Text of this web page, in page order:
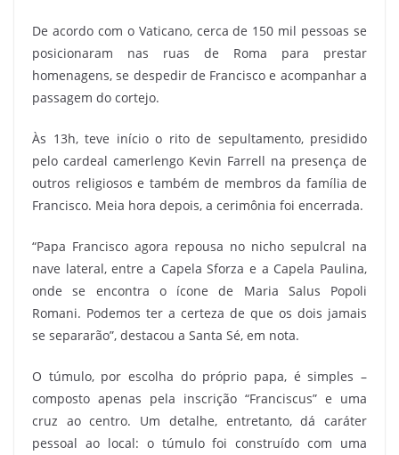
De acordo com o Vaticano, cerca de 150 mil pessoas se
posicionaram nas ruas de Roma para prestar
homenagens, se despedir de Francisco e acompanhar a
passagem do cortejo.
Às 13h, teve início o rito de sepultamento, presidido
pelo cardeal camerlengo Kevin Farrell na presença de
outros religiosos e também de membros da família de
Francisco. Meia hora depois, a cerimônia foi encerrada.
“Papa Francisco agora repousa no nicho sepulcral na
nave lateral, entre a Capela Sforza e a Capela Paulina,
onde se encontra o ícone de Maria Salus Popoli
Romani. Podemos ter a certeza de que os dois jamais
se separarão”, destacou a Santa Sé, em nota.
O túmulo, por escolha do próprio papa, é simples –
composto apenas pela inscrição “Franciscus” e uma
cruz ao centro. Um detalhe, entretanto, dá caráter
pessoal ao local: o túmulo foi construído com uma